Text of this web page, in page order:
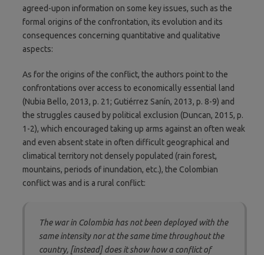
agreed-upon information on some key issues, such as the
formal origins of the confrontation, its evolution and its
consequences concerning quantitative and qualitative
aspects:
As for the origins of the conflict, the authors point to the
confrontations over access to economically essential land
(Nubia Bello, 2013, p. 21; Gutiérrez Sanín, 2013, p. 8-9) and
the struggles caused by political exclusion (Duncan, 2015, p.
1-2), which encouraged taking up arms against an often weak
and even absent state in often difficult geographical and
climatical territory not densely populated (rain forest,
mountains, periods of inundation, etc.), the Colombian
conflict was and is a rural conflict:
The war in Colombia has not been deployed with the
same intensity nor at the same time throughout the
country, [instead] does it show how a conflict of